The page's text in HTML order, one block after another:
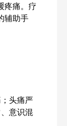
疼痛。疗
辅助手
头痛严
意识混